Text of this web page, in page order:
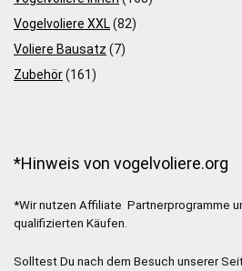
Vogelvoliere XXL(82)
Voliere Bausatz (7)
Zubehör(161)
*Hinweis von vogelvoliere.org
*Wir nutzen Affiliate Partnerprogramme
qualifizierten Käufen.
Solltest Du nach dem Besuch unserer